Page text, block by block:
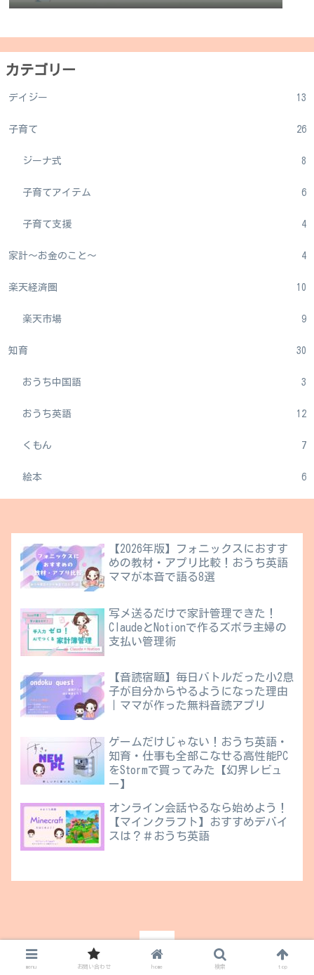
カテゴリー
デイジー 13
子育て 26
ジーナ式 8
子育てアイテム 6
子育て支援 4
家計～お金のこと～ 4
楽天経済圏 10
楽天市場 9
知育 30
おうち中国語 3
おうち英語 12
くもん 7
絵本 6
【2026年版】フォニックスにおすす
めの教材・アプリ比較！おうち英語
ママが本音で語る8選
写メ送るだけで家計管理できた！
ClaudeとNotionで作るズボラ主婦の
支払い管理術
【音読宿題】毎日バトルだった小2息
子が自分からやるようになった理由
｜ママが作った無料音読アプリ
ゲームだけじゃない！おうち英語・
知育・仕事も全部こなせる高性能PC
をStormで買ってみた【幻界レビュ
ー】
オンライン会話やるなら始めよう！
【マインクラフト】おすすめデバイ
スは？＃おうち英語
menu お問い合わせ home 検索 top